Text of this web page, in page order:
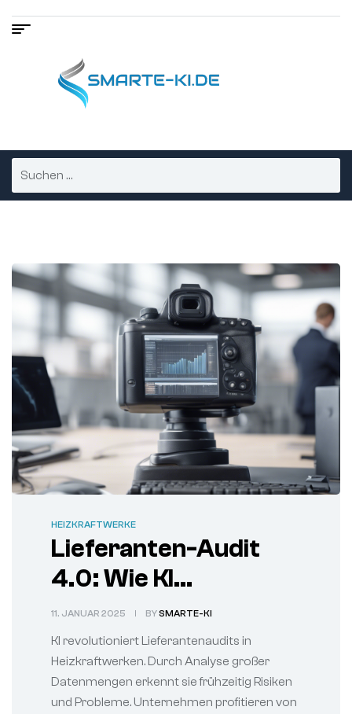
HEIZKRAFTWERKE
Lieferanten-Audit
4.0: Wie KI
Heizkraftwerke
zukunftssicher
macht
11. JANUAR 2025 BYSMARTE-KI
KI revolutioniert Lieferantenaudits in
Heizkraftwerken. Durch Analyse großer
Datenmengen erkennt sie frühzeitig Risiken
und Probleme. Unternehmen profitieren von